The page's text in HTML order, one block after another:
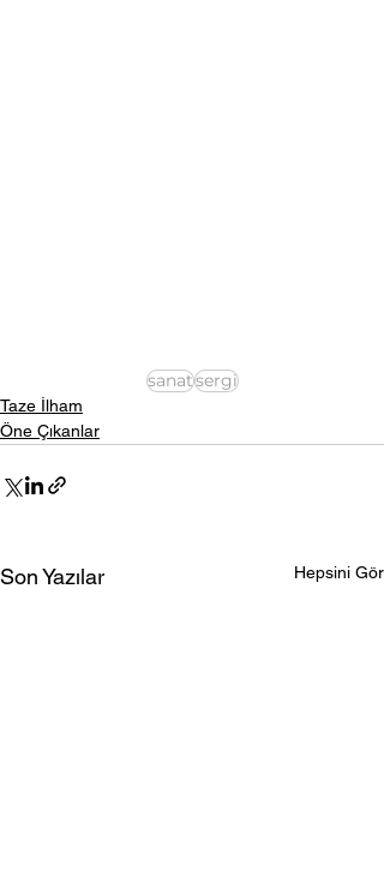
sanatsergi
Taze İlham
Öne Çıkanlar
Son Yazılar Hepsini Gör